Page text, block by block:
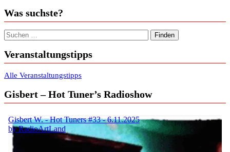
Was suchste?
Suchen nach:
Veranstaltungstipps
Alle Veranstaltungstipps
Gisbert – Hot Tuner’s Radioshow